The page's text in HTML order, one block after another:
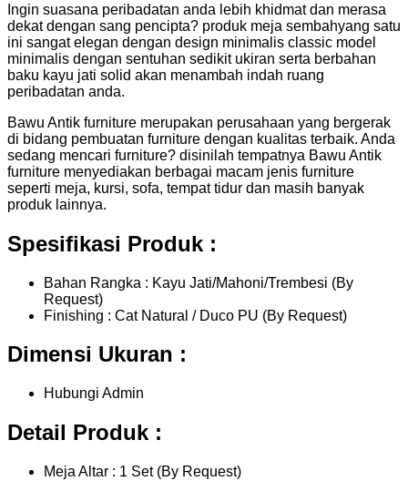
Ingin suasana peribadatan anda lebih khidmat dan merasa
dekat dengan sang pencipta? produk meja sembahyang satu
ini sangat elegan dengan design minimalis classic model
minimalis dengan sentuhan sedikit ukiran serta berbahan
baku kayu jati solid akan menambah indah ruang
peribadatan anda.
Bawu Antik furniture merupakan perusahaan yang bergerak
di bidang pembuatan furniture dengan kualitas terbaik. Anda
sedang mencari furniture? disinilah tempatnya Bawu Antik
furniture menyediakan berbagai macam jenis furniture
seperti meja, kursi, sofa, tempat tidur dan masih banyak
produk lainnya.
Spesifikasi Produk :
Bahan Rangka : Kayu Jati/Mahoni/Trembesi (By
Request)
Finishing : Cat Natural / Duco PU (By Request)
Dimensi Ukuran :
Hubungi Admin
Detail Produk :
Meja Altar : 1 Set (By Request)